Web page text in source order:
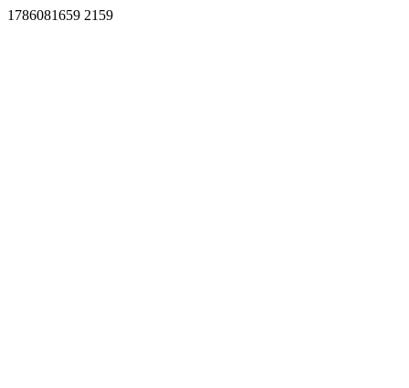
1786081659 2159